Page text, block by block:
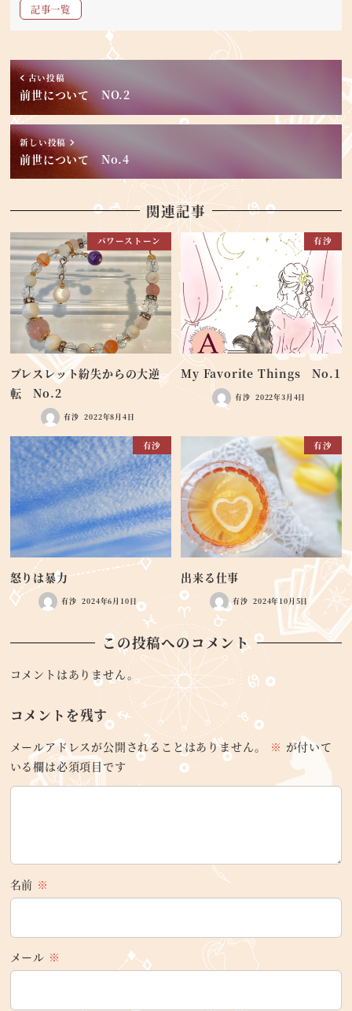
記事一覧
古い投稿
前世について NO.2
新しい投稿
前世について No.4
関連記事
パワーストーン
ブレスレット紛失からの大逆
転 No.2
有沙 2022年8月4日
有沙
My Favorite Things No.1
有沙 2022年3月4日
有沙
怒りは暴力
有沙 2024年6月10日
有沙
出来る仕事
有沙 2024年10月5日
この投稿へのコメント
コメントはありません。
コメントを残す
メールアドレスが公開されることはありません。 ※ が付いて
いる欄は必須項目です
名前 ※
メール ※